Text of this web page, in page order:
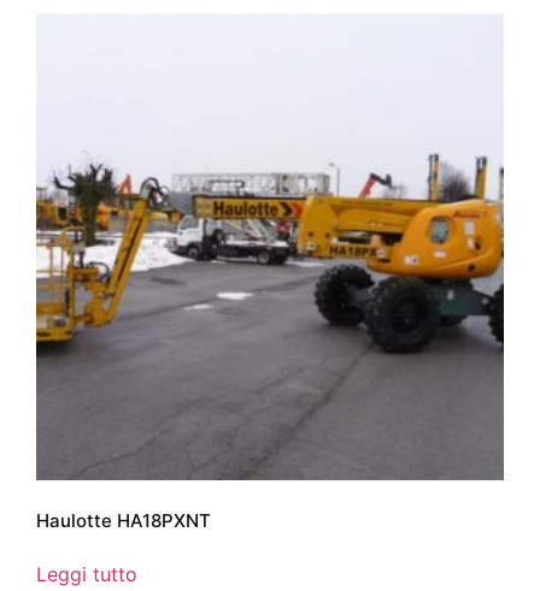
Haulotte HA18PXNT
Leggi tutto